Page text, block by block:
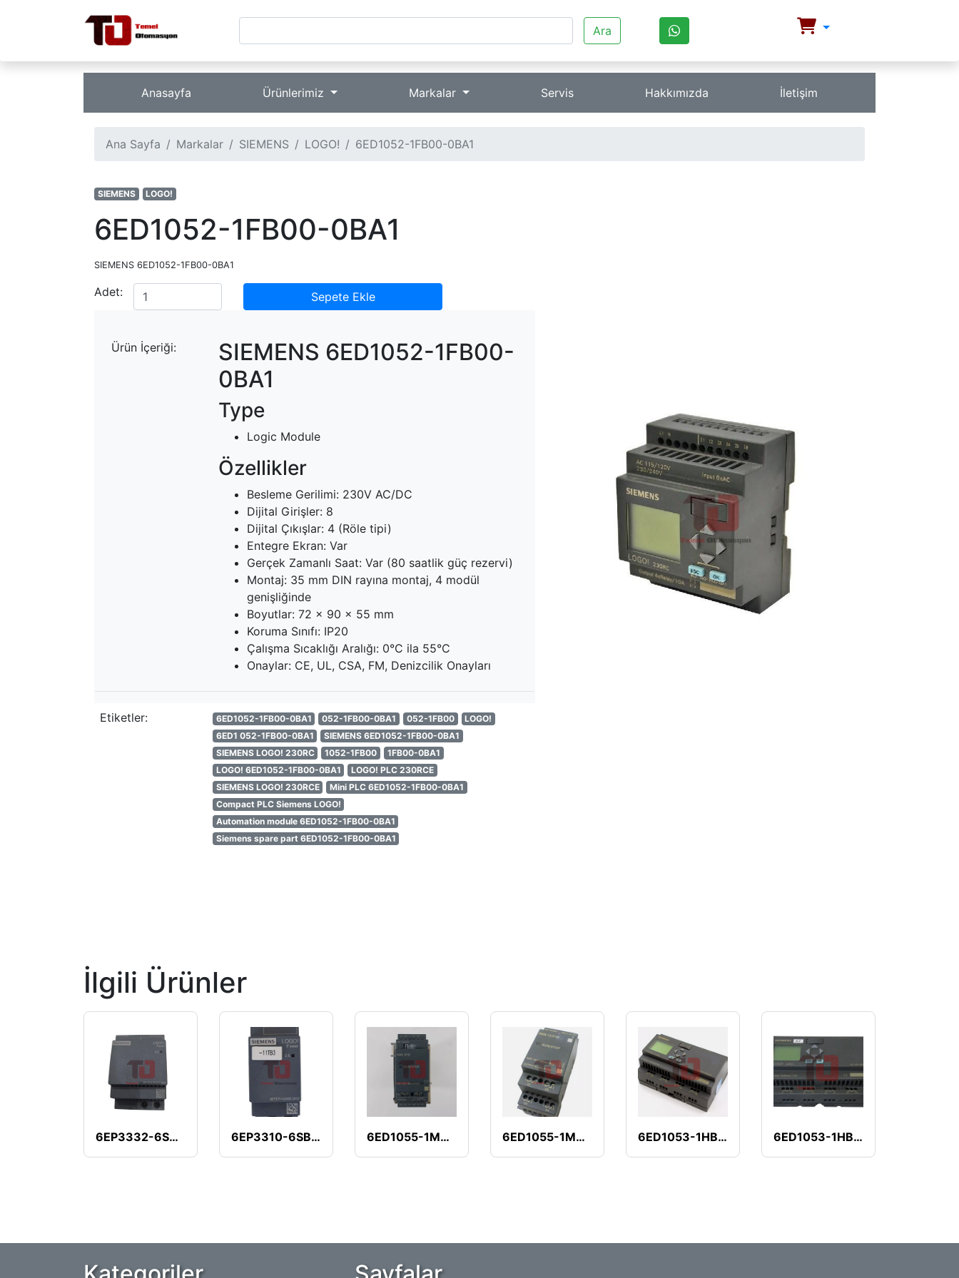
Ara
Anasayfa Ürünlerimiz Markalar Servis Hakkımızda İletişim
Ana Sayfa Markalar SIEMENS LOGO! 6ED1052-1FB00-0BA1
SIEMENS LOGO!
6ED1052-1FB00-0BA1
SIEMENS 6ED1052-1FB00-0BA1
Adet: Sepete Ekle
Ürün İçeriği:
SIEMENS 6ED1052-1FB00-
0BA1
Type
Logic Module
Özellikler
Besleme Gerilimi: 230V AC/DC
Dijital Girişler: 8
Dijital Çıkışlar: 4 (Röle tipi)
Entegre Ekran: Var
Gerçek Zamanlı Saat: Var (80 saatlik güç rezervi)
Montaj: 35 mm DIN rayına montaj, 4 modül
genişliğinde
Boyutlar: 72 x 90 x 55 mm
Koruma Sınıfı: IP20
Çalışma Sıcaklığı Aralığı: 0°C ila 55°C
Onaylar: CE, UL, CSA, FM, Denizcilik Onayları
Etiketler: 6ED1052-1FB00-0BA1 052-1FB00-0BA1 052-1FB00
LOGO!
6ED1 052-1FB00-0BA1
SIEMENS 6ED1052-1FB00-0BA1
SIEMENS LOGO! 230RC
1052-1FB00
1FB00-0BA1
LOGO! 6ED1052-1FB00-0BA1
LOGO! PLC 230RCE
SIEMENS LOGO! 230RCE
Mini PLC 6ED1052-1FB00-0BA1
Compact PLC Siemens LOGO!
Automation module 6ED1052-1FB00-0BA1
Siemens spare part 6ED1052-1FB00-0BA1
İlgili Ürünler
6EP3332-6SB00-0AY0 6EP3310-6SB00-0AY0 6ED1055-1MD00-0BA1 6ED1055-1MB00-0BA0 6ED1053-1HB00-0BA2 6ED1053-1HB00-0BA1